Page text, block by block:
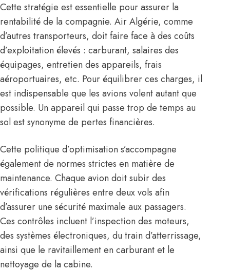
Cette stratégie est essentielle pour assurer la
rentabilité de la compagnie. Air Algérie, comme
d’autres transporteurs, doit faire face à des coûts
d’exploitation élevés : carburant, salaires des
équipages, entretien des appareils, frais
aéroportuaires, etc. Pour équilibrer ces charges, il
est indispensable que les avions volent autant que
possible. Un appareil qui passe trop de temps au
sol est synonyme de pertes financières.
Cette politique d’optimisation s’accompagne
également de normes strictes en matière de
maintenance. Chaque avion doit subir des
vérifications régulières entre deux vols afin
d’assurer une sécurité maximale aux passagers.
Ces contrôles incluent l’inspection des moteurs,
des systèmes électroniques, du train d’atterrissage,
ainsi que le ravitaillement en carburant et le
nettoyage de la cabine.